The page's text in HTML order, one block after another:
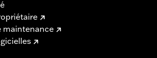
maintenance